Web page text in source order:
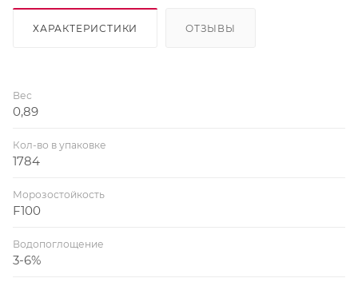
ХАРАКТЕРИСТИКИ ОТЗЫВЫ
Вес
0,89
Кол-во в упаковке
1784
Морозостойкость
F100
Водопоглощение
3-6%